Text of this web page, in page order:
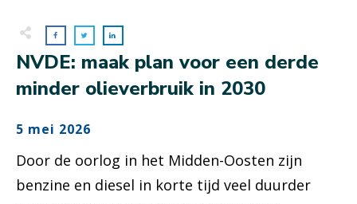
NVDE: maak plan voor een derde
minder olieverbruik in 2030
5 mei 2026
Door de oorlog in het Midden-Oosten zijn
benzine en diesel in korte tijd veel duurder